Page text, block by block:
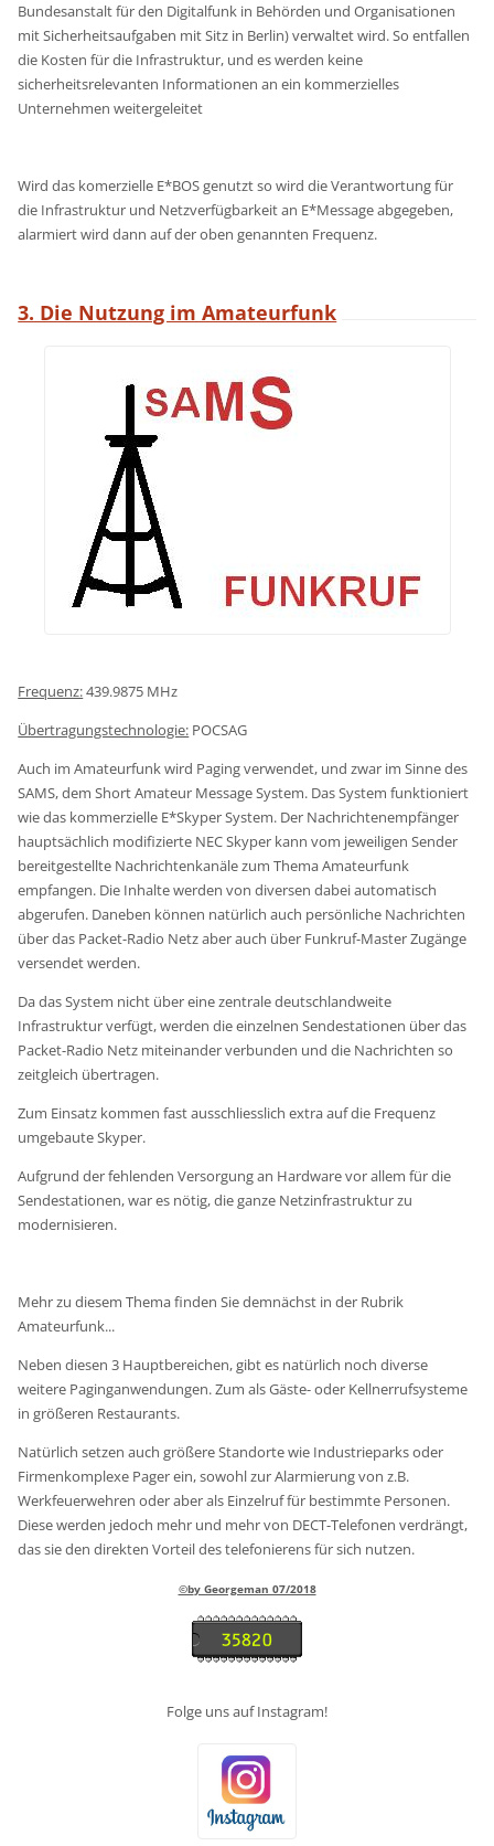
Bundesanstalt für den Digitalfunk in Behörden und Organisationen
mit Sicherheitsaufgaben mit Sitz in Berlin) verwaltet wird. So entfallen
die Kosten für die Infrastruktur, und es werden keine
sicherheitsrelevanten Informationen an ein kommerzielles
Unternehmen weitergeleitet
Wird das komerzielle E*BOS genutzt so wird die Verantwortung für
die Infrastruktur und Netzverfügbarkeit an E*Message abgegeben,
alarmiert wird dann auf der oben genannten Frequenz.
3. Die Nutzung im Amateurfunk
Frequenz:439.9875 MHz
Übertragungstechnologie: POCSAG
Auch im Amateurfunk wird Paging verwendet, und zwar im Sinne des
SAMS, dem Short Amateur Message System. Das System funktioniert
wie das kommerzielle E*Skyper System. Der Nachrichtenempfänger
hauptsächlich modifizierte NEC Skyper kann vom jeweiligen Sender
bereitgestellte Nachrichtenkanäle zum Thema Amateurfunk
empfangen. Die Inhalte werden von diversen dabei automatisch
abgerufen. Daneben können natürlich auch persönliche Nachrichten
über das Packet-Radio Netz aber auch über Funkruf-Master Zugänge
versendet werden.
Da das System nicht über eine zentrale deutschlandweite
Infrastruktur verfügt, werden die einzelnen Sendestationen über das
Packet-Radio Netz miteinander verbunden und die Nachrichten so
zeitgleich übertragen.
Zum Einsatz kommen fast ausschliesslich extra auf die Frequenz
umgebaute Skyper.
Aufgrund der fehlenden Versorgung an Hardware vor allem für die
Sendestationen, war es nötig, die ganze Netzinfrastruktur zu
modernisieren.
Mehr zu diesem Thema finden Sie demnächst in der Rubrik
Amateurfunk...
Neben diesen 3 Hauptbereichen, gibt es natürlich noch diverse
weitere Paginganwendungen. Zum als Gäste- oder Kellnerrufsysteme
in größeren Restaurants.
Natürlich setzen auch größere Standorte wie Industrieparks oder
Firmenkomplexe Pager ein, sowohl zur Alarmierung von z.B.
Werkfeuerwehren oder aber als Einzelruf für bestimmte Personen.
Diese werden jedoch mehr und mehr von DECT-Telefonen verdrängt,
das sie den direkten Vorteil des telefonierens für sich nutzen.
©by Georgeman 07/2018
Folge uns auf Instagram!